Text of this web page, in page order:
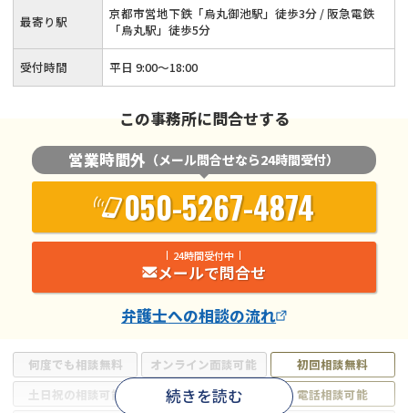
何度でも相談無料 オンライン面談可能
初回相談無料
土日祝の相談可能
19時以降電話可能
電話相談可能
続きを読む
最寄り駅
京都市営地下鉄「烏丸御池駅」徒歩3分 / 阪急電鉄
「烏丸駅」徒歩5分
受付時間 平日 9:00～18:00
この事務所に問合せする
営業時間外 （メール問合せなら24時間受付）
050-5267-4874
24時間受付中
メールで問合せ
弁護士への相談の流れ